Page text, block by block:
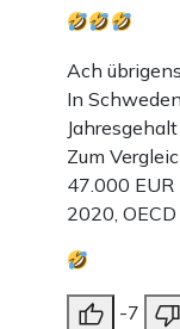
Ach
In
Zum
47.000
2020, OECD
-7